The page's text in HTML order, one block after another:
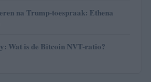
na Trump-toespraak: Ethena
Wat is de Bitcoin NVT-ratio?